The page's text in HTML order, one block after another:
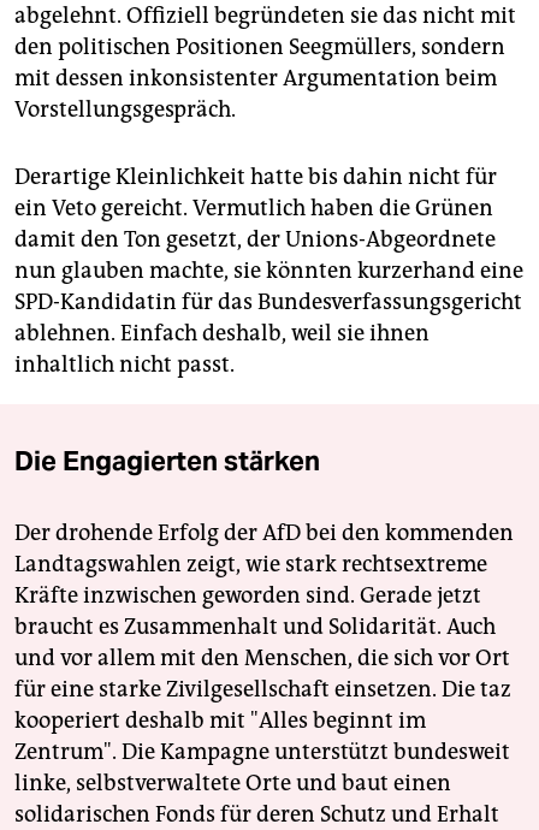
abgelehnt. Offiziell begründeten sie das nicht mit
den politischen Positionen Seegmüllers, sondern
mit dessen inkonsistenter Argumentation beim
Vorstellungsgespräch.
Derartige Kleinlichkeit hatte bis dahin nicht für
ein Veto gereicht. Vermutlich haben die Grünen
damit den Ton gesetzt, der Unions-Abgeordnete
nun glauben machte, sie könnten kurzerhand eine
SPD-Kandidatin für das Bundesverfassungsgericht
ablehnen. Einfach deshalb, weil sie ihnen
inhaltlich nicht passt.
Die Engagierten stärken
Der drohende Erfolg der AfD bei den kommenden
Landtagswahlen zeigt, wie stark rechtsextreme
Kräfte inzwischen geworden sind. Gerade jetzt
braucht es Zusammenhalt und Solidarität. Auch
und vor allem mit den Menschen, die sich vor Ort
für eine starke Zivilgesellschaft einsetzen. Die taz
kooperiert deshalb mit "Alles beginnt im
Zentrum". Die Kampagne unterstützt bundesweit
linke, selbstverwaltete Orte und baut einen
solidarischen Fonds für deren Schutz und Erhalt